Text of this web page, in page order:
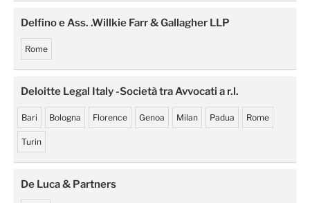
Delfino e Ass. .Willkie Farr & Gallagher LLP
Rome
Deloitte Legal Italy -Società tra Avvocati a r.l.
Bari Bologna Florence Genoa Milan Padua Rome
Turin
De Luca & Partners